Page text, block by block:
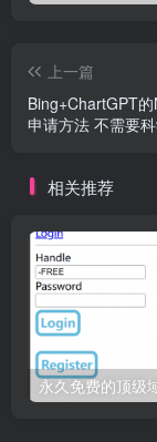
上一篇
Bing+ChartGPT
申请方法 不需要
相关推荐